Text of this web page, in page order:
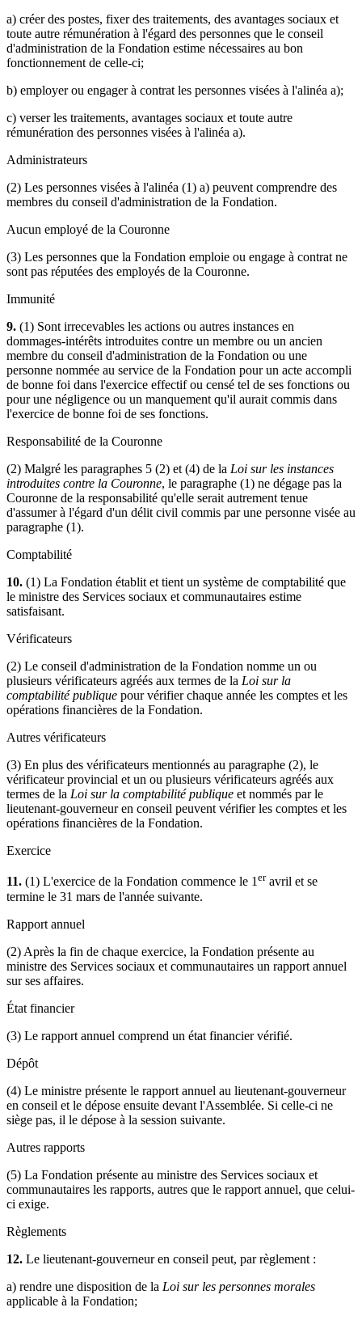
a) créer des postes, fixer des traitements, des avantages sociaux et
toute autre rémunération à l'égard des personnes que le conseil
d'administration de la Fondation estime nécessaires au bon
fonctionnement de celle-ci;
b) employer ou engager à contrat les personnes visées à l'alinéa a);
c) verser les traitements, avantages sociaux et toute autre
rémunération des personnes visées à l'alinéa a).
Administrateurs
(2) Les personnes visées à l'alinéa (1) a) peuvent comprendre des
membres du conseil d'administration de la Fondation.
Aucun employé de la Couronne
(3) Les personnes que la Fondation emploie ou engage à contrat ne
sont pas réputées des employés de la Couronne.
Immunité
9. (1) Sont irrecevables les actions ou autres instances en
dommages-intérêts introduites contre un membre ou un ancien
membre du conseil d'administration de la Fondation ou une
personne nommée au service de la Fondation pour un acte accompli
de bonne foi dans l'exercice effectif ou censé tel de ses fonctions ou
pour une négligence ou un manquement qu'il aurait commis dans
l'exercice de bonne foi de ses fonctions.
Responsabilité de la Couronne
(2) Malgré les paragraphes 5 (2) et (4) de la Loi sur les instances
introduites contre la Couronne, le paragraphe (1) ne dégage pas la
Couronne de la responsabilité qu'elle serait autrement tenue
d'assumer à l'égard d'un délit civil commis par une personne visée au
paragraphe (1).
Comptabilité
10. (1) La Fondation établit et tient un système de comptabilité que
le ministre des Services sociaux et communautaires estime
satisfaisant.
Vérificateurs
(2) Le conseil d'administration de la Fondation nomme un ou
plusieurs vérificateurs agréés aux termes de la Loi sur la
comptabilité publique pour vérifier chaque année les comptes et les
opérations financières de la Fondation.
Autres vérificateurs
(3) En plus des vérificateurs mentionnés au paragraphe (2), le
vérificateur provincial et un ou plusieurs vérificateurs agréés aux
termes de la Loi sur la comptabilité publique et nommés par le
lieutenant-gouverneur en conseil peuvent vérifier les comptes et les
opérations financières de la Fondation.
Exercice
11. (1) L'exercice de la Fondation commence le 1eravril et se
termine le 31 mars de l'année suivante.
Rapport annuel
(2) Après la fin de chaque exercice, la Fondation présente au
ministre des Services sociaux et communautaires un rapport annuel
sur ses affaires.
État financier
(3) Le rapport annuel comprend un état financier vérifié.
Dépôt
(4) Le ministre présente le rapport annuel au lieutenant-gouverneur
en conseil et le dépose ensuite devant l'Assemblée. Si celle-ci ne
siège pas, il le dépose à la session suivante.
Autres rapports
(5) La Fondation présente au ministre des Services sociaux et
communautaires les rapports, autres que le rapport annuel, que celui-
ci exige.
Règlements
12. Le lieutenant-gouverneur en conseil peut, par règlement :
a) rendre une disposition de la Loi sur les personnes morales
applicable à la Fondation;